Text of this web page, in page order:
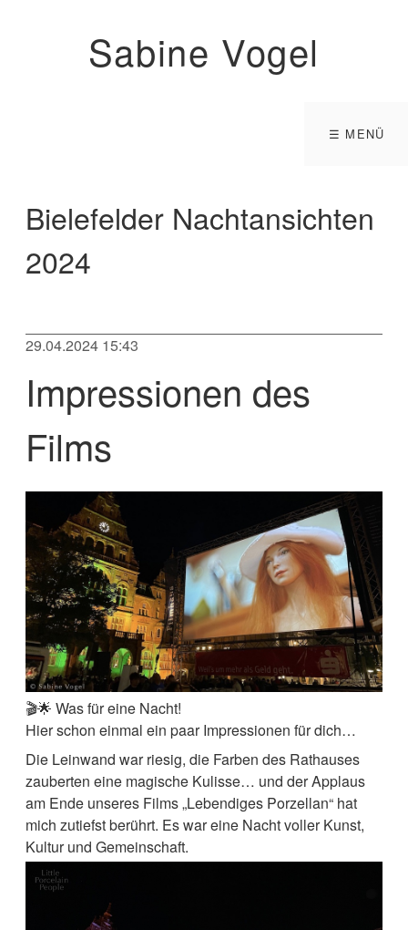
Sabine Vogel
☰ MENÜ
Bielefelder Nachtansichten
2024
29.04.2024 15:43
Impressionen des
Films
🎬🌟 Was für eine Nacht!
Hier schon einmal ein paar Impressionen für dich…
Die Leinwand war riesig, die Farben des Rathauses
zauberten eine magische Kulisse… und der Applaus
am Ende unseres Films „Lebendiges Porzellan“ hat
mich zutiefst berührt. Es war eine Nacht voller Kunst,
Kultur und Gemeinschaft.